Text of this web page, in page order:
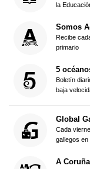
la
Somos
Recibe
primario
5
Boletín
baja
Global
Cada
gallegos en
A Coruña